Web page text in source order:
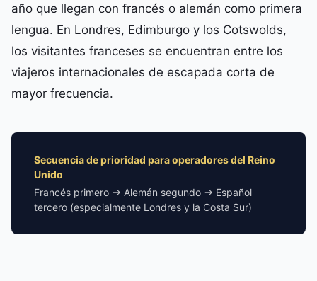
año que llegan con francés o alemán como primera
lengua. En Londres, Edimburgo y los Cotswolds,
los visitantes franceses se encuentran entre los
viajeros internacionales de escapada corta de
mayor frecuencia.
Secuencia de prioridad para operadores del Reino
Unido
Francés primero → Alemán segundo → Español
tercero (especialmente Londres y la Costa Sur)